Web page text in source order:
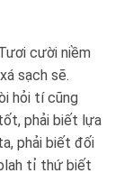
cười niềm
sạch sẽ.
hỏi tí cũng
phải biết lựa
phải biết đối
tỉ thứ biết